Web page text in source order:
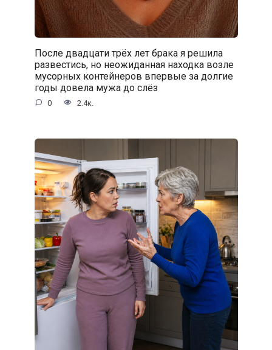
После двадцати трёх лет брака я решила
развестись, но неожиданная находка возле
мусорных контейнеров впервые за долгие
годы довела мужа до слёз
0 2.4к.